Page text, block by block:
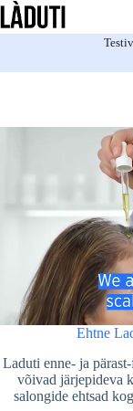
Skip
to
Ehtne
Laduti enne- ja
võivad järjepideva
salongide ehtsad